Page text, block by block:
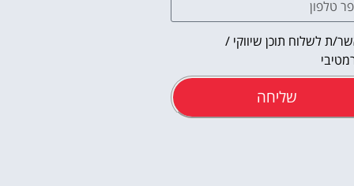
ת לשלוח תוכן שיווקי /
שליחה